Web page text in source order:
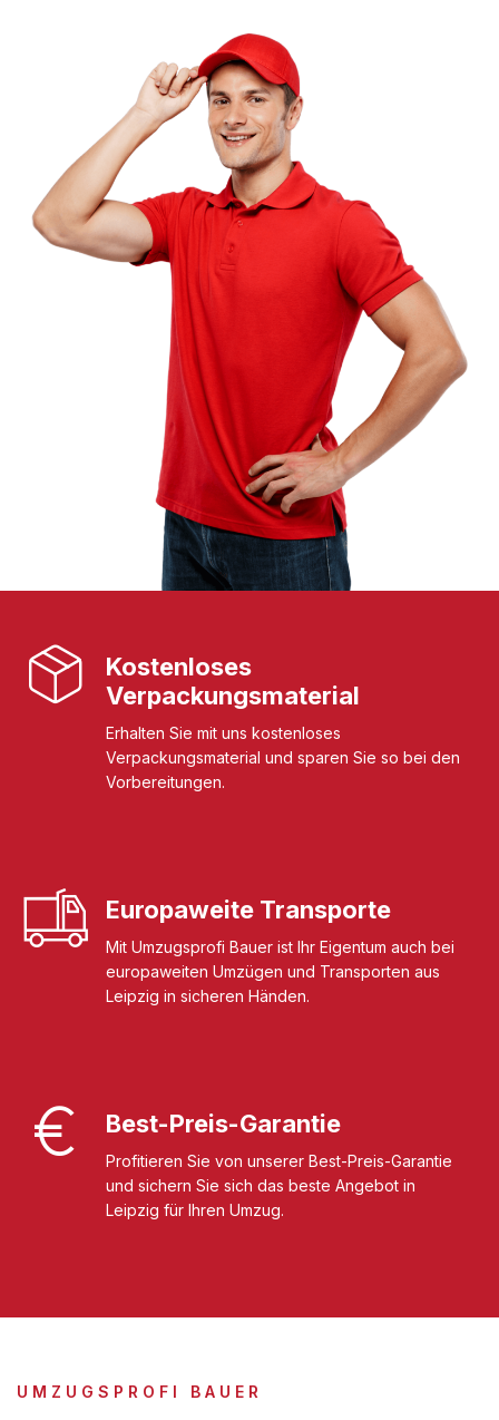
Kostenloses
Verpackungsmaterial
Erhalten Sie mit uns kostenloses
Verpackungsmaterial und sparen Sie so bei den
Vorbereitungen.
Europaweite Transporte
Mit Umzugsprofi Bauer ist Ihr Eigentum auch bei
europaweiten Umzügen und Transporten aus
Leipzig in sicheren Händen.
Best-Preis-Garantie
Profitieren Sie von unserer Best-Preis-Garantie
und sichern Sie sich das beste Angebot in
Leipzig für Ihren Umzug.
UMZUGSPROFI BAUER